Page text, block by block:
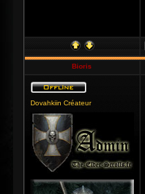
Bioris
Dovahkiin Créateur